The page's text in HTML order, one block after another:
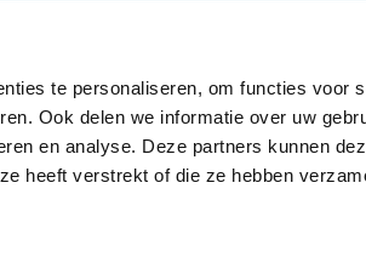
te personaliseren, om functies voor
Ook delen we informatie over uw
en analyse. Deze partners kunnen
heeft verstrekt of die ze hebben